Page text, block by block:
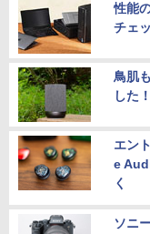
性能
チェ
鳥肌
した！
エン
e
く
ソニ